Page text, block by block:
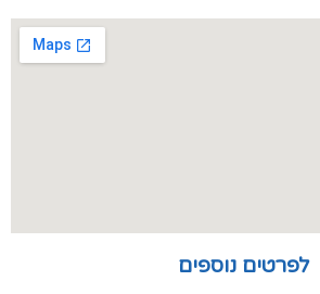
לפרטים נוספים